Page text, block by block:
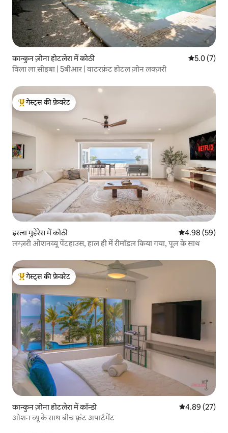
कान्कुन ज़ोना होटलेरा में कोठी औसत रेटिंग 5
5.0 (7)
विला ला सीइबा | 5बीआर | वाटरफ्रंट होटल ज़ोन लक्ज़री
गेस्ट्स का टॉप फ़ेवरेट
गेस्ट्स की फ़ेवरेट
इस्ला मुहेरेस में कोठी औसत रेटिंग 5 में
4.98 (59)
लग्ज़री ओशनव्यू पेंटहाउस, हाल ही में रीमॉडल किया गया, पूल के साथ
गेस्ट्स का टॉप फ़ेवरेट
गेस्ट्स की फ़ेवरेट
कान्कुन ज़ोना होटलेरा में कॉन्डो औसत रेटिंग 5 में
4.89 (27)
ओशन व्यू के साथ बीच फ़्रंट अपार्टमेंट